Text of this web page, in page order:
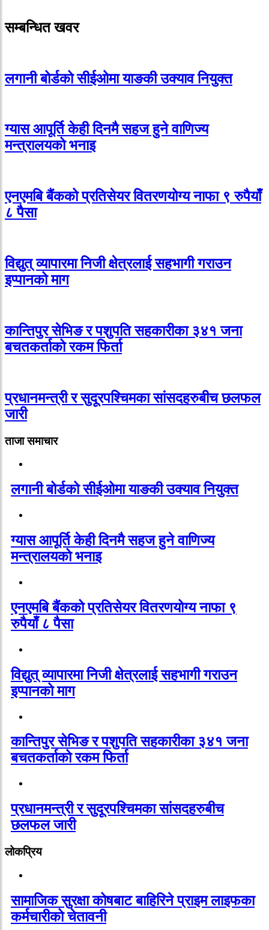
सम्बन्धित खवर
लगानी बोर्डको सीईओमा याङकी उक्याव नियुक्त
ग्यास आपूर्ति केही दिनमै सहज हुने वाणिज्य
मन्त्रालयको भनाइ
एनएमबि बैंकको प्रतिसेयर वितरणयोग्य नाफा ९ रुपैयाँ
८ पैसा
विद्युत् व्यापारमा निजी क्षेत्रलाई सहभागी गराउन
इप्पानको माग
कान्तिपुर सेभिङ र पशुपति सहकारीका ३४१ जना
बचतकर्ताको रकम फिर्ता
प्रधानमन्त्री र सुदूरपश्चिमका सांसदहरुबीच छलफल
जारी
ताजा समाचार
लगानी बोर्डको सीईओमा याङकी उक्याव नियुक्त
ग्यास आपूर्ति केही दिनमै सहज हुने वाणिज्य
मन्त्रालयको भनाइ
एनएमबि बैंकको प्रतिसेयर वितरणयोग्य नाफा ९
रुपैयाँ ८ पैसा
विद्युत् व्यापारमा निजी क्षेत्रलाई सहभागी गराउन
इप्पानको माग
कान्तिपुर सेभिङ र पशुपति सहकारीका ३४१ जना
बचतकर्ताको रकम फिर्ता
प्रधानमन्त्री र सुदूरपश्चिमका सांसदहरुबीच
छलफल जारी
लोकप्रिय
सामाजिक सुरक्षा कोषबाट बाहिरिने प्राइम लाइफका
कर्मचारीको चेतावनी